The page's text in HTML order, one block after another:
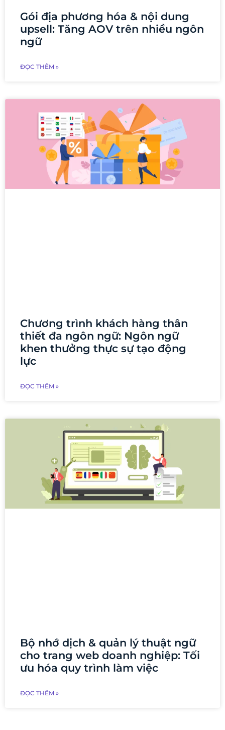
Gói địa phương hóa & nội dung
upsell: Tăng AOV trên nhiều ngôn
ngữ
ĐỌC THÊM »
Chương trình khách hàng thân
thiết đa ngôn ngữ: Ngôn ngữ
khen thưởng thực sự tạo động
lực
ĐỌC THÊM »
Bộ nhớ dịch & quản lý thuật ngữ
cho trang web doanh nghiệp: Tối
ưu hóa quy trình làm việc
ĐỌC THÊM »